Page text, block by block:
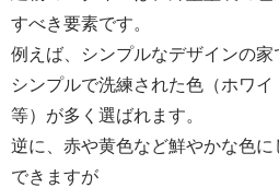
すべき要素です。
例えば、シンプルなデザインの家
シンプルで洗練された色（ホワイ
等）が多く選ばれます。
逆に、赤や黄色など鮮やかな色
できますが